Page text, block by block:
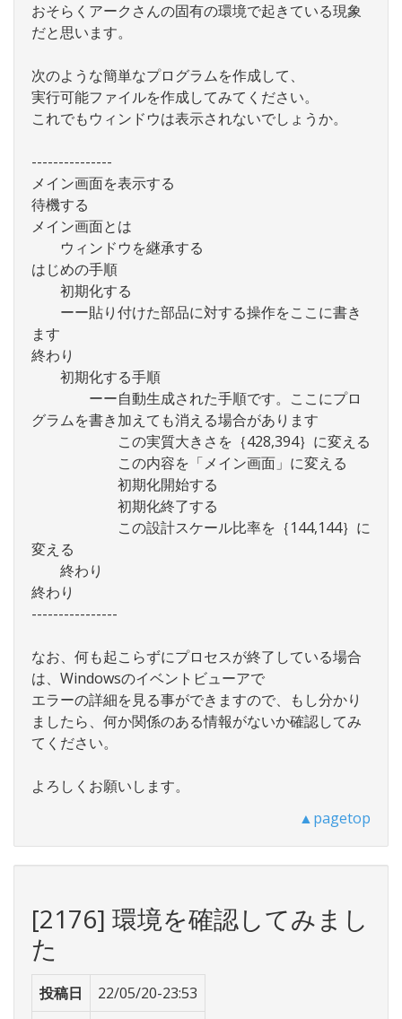
おそらくアークさんの固有の環境で起きている現象
だと思います。
次のような簡単なプログラムを作成して、
実行可能ファイルを作成してみてください。
これでもウィンドウは表示されないでしょうか。
---------------
メイン画面を表示する
待機する
メイン画面とは
ウィンドウを継承する
はじめの手順
初期化する
ーー貼り付けた部品に対する操作をここに書き
ます
終わり
初期化する手順
ーー自動生成された手順です。ここにプロ
グラムを書き加えても消える場合があります
この実質大きさを｛428,394｝に変える
この内容を「メイン画面」に変える
初期化開始する
初期化終了する
この設計スケール比率を｛144,144｝に
変える
終わり
終わり
----------------
なお、何も起こらずにプロセスが終了している場合
は、Windowsのイベントビューアで
エラーの詳細を見る事ができますので、もし分かり
ましたら、何か関係のある情報がないか確認してみ
てください。
よろしくお願いします。
▲pagetop
[2176] 環境を確認してみまし
た
投稿日
22/05/20-23:53